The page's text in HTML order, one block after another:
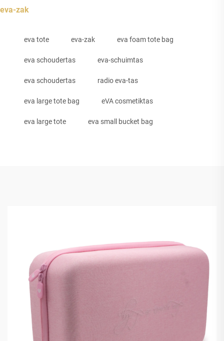
eva-zak
eva tote eva-zak eva foam tote bag
eva schoudertas eva-schuimtas
eva schoudertas radio eva-tas
eva large tote bag eVA cosmetiktas
eva large tote eva small bucket bag